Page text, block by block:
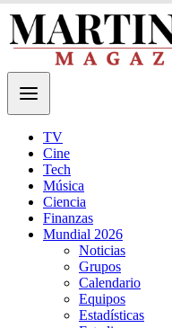
TV
Cine
Tech
Música
Ciencia
Finanzas
Mundial 2026
Noticias
Grupos
Calendario
Equipos
Estadísticas